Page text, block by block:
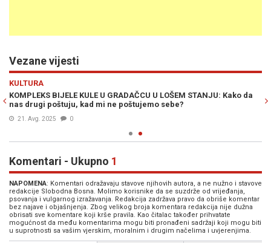
Vezane vijesti
KULTURA
KOMPLEKS BIJELE KULE U GRADAČCU U LOŠEM STANJU: Kako da
nas drugi poštuju, kad mi ne poštujemo sebe?
21. Avg. 2025 0
Komentari - Ukupno 1
NAPOMENA: Komentari odražavaju stavove njihovih autora, a ne nužno i stavove
redakcije Slobodna Bosna. Molimo korisnike da se suzdrže od vrijeđanja,
psovanja i vulgarnog izražavanja. Redakcija zadržava pravo da obriše komentar
bez najave i objašnjenja. Zbog velikog broja komentara redakcija nije dužna
obrisati sve komentare koji krše pravila. Kao čitalac također prihvatate
mogućnost da među komentarima mogu biti pronađeni sadržaji koji mogu biti
u suprotnosti sa vašim vjerskim, moralnim i drugim načelima i uvjerenjima.